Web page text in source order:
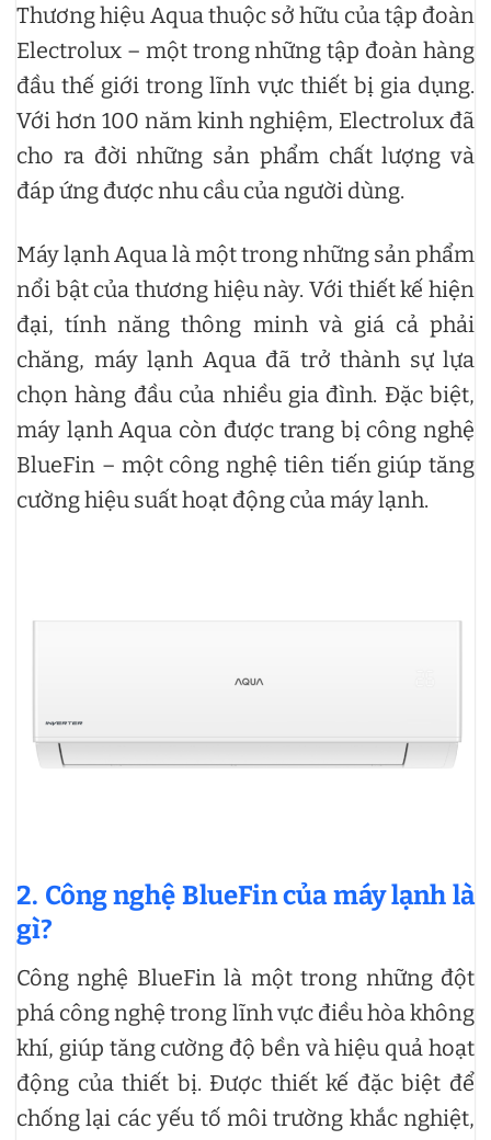
Thương hiệu Aqua thuộc sở hữu của tập đoàn
Electrolux – một trong những tập đoàn hàng
đầu thế giới trong lĩnh vực thiết bị gia dụng.
Với hơn 100 năm kinh nghiệm, Electrolux đã
cho ra đời những sản phẩm chất lượng và
đáp ứng được nhu cầu của người dùng.
Máy lạnh Aqua là một trong những sản phẩm
nổi bật của thương hiệu này. Với thiết kế hiện
đại, tính năng thông minh và giá cả phải
chăng, máy lạnh Aqua đã trở thành sự lựa
chọn hàng đầu của nhiều gia đình. Đặc biệt,
máy lạnh Aqua còn được trang bị công nghệ
BlueFin – một công nghệ tiên tiến giúp tăng
cường hiệu suất hoạt động của máy lạnh.
2. Công nghệ BlueFin của máy lạnh là
gì?
Công nghệ BlueFin là một trong những đột
phá công nghệ trong lĩnh vực điều hòa không
khí, giúp tăng cường độ bền và hiệu quả hoạt
động của thiết bị. Được thiết kế đặc biệt để
chống lại các yếu tố môi trường khắc nghiệt,